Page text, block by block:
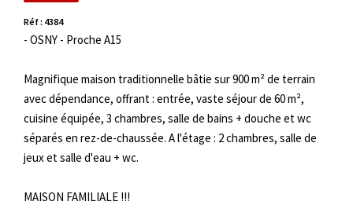
Réf : 4384
- OSNY - Proche A15
Magnifique maison traditionnelle bâtie sur 900 m² de terrain
avec dépendance, offrant : entrée, vaste séjour de 60 m²,
cuisine équipée, 3 chambres, salle de bains + douche et wc
séparés en rez-de-chaussée. A l'étage : 2 chambres, salle de
jeux et salle d'eau + wc.
MAISON FAMILIALE !!!